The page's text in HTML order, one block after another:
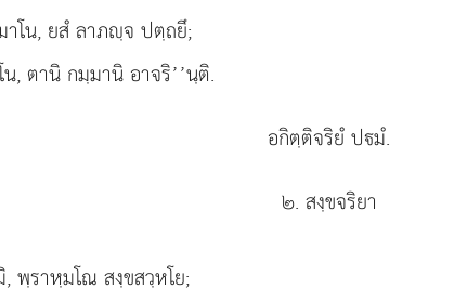
โน, ยสํ ลาภฺจ ปตฺถยึ;
ตานิ กมฺมานิ อาจริ’’นฺติ.
อกิตฺติจริยํ ปมํ.
๒. สงฺขจริยา
พฺราหฺมโณ สงฺขสวฺหโย;